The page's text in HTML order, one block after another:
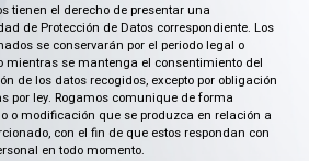
tienen el derecho de presentar una
de Protección de Datos correspondiente. Los
se conservarán por el periodo legal o
mientras se mantenga el consentimiento del
de los datos recogidos, excepto por obligación
por ley. Rogamos comunique de forma
o modificación que se produzca en relación a
con el fin de que estos respondan con
en todo momento.